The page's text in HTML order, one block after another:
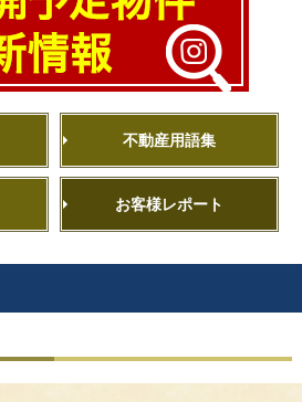
不動産用語集
お客様レポート